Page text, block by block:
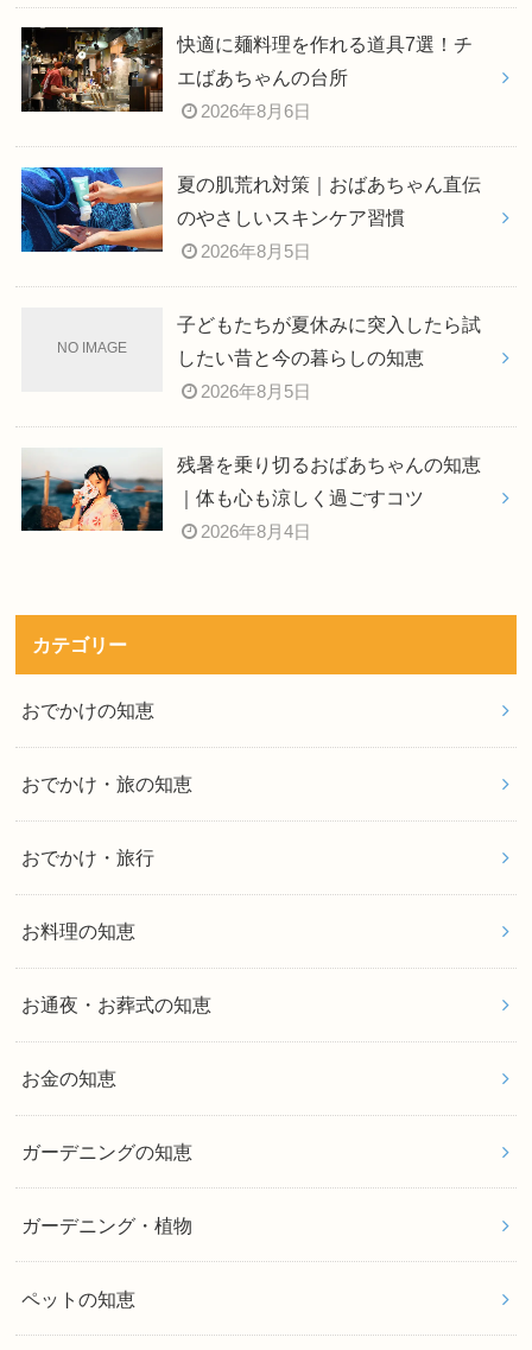
快適に麺料理を作れる道具7選！チ
エばあちゃんの台所
2026年8月6日
夏の肌荒れ対策｜おばあちゃん直伝
のやさしいスキンケア習慣
2026年8月5日
子どもたちが夏休みに突入したら試
したい昔と今の暮らしの知恵
2026年8月5日
残暑を乗り切るおばあちゃんの知恵
｜体も心も涼しく過ごすコツ
2026年8月4日
カテゴリー
おでかけの知恵
おでかけ・旅の知恵
おでかけ・旅行
お料理の知恵
お通夜・お葬式の知恵
お金の知恵
ガーデニングの知恵
ガーデニング・植物
ペットの知恵